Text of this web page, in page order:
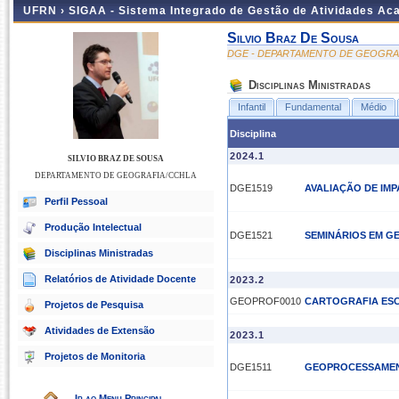
UFRN › SIGAA - Sistema Integrado de Gestão de Atividades
SILVIO BRAZ DE SOUSA
DEPARTAMENTO DE GEOGRAFIA/CCHLA
Perfil Pessoal
Produção Intelectual
Disciplinas Ministradas
Relatórios de Atividade Docente
Projetos de Pesquisa
Atividades de Extensão
Projetos de Monitoria
Silvio Braz De Sousa
DGE - DEPARTAMENTO DE
Disciplinas Ministradas
Infantil Fundamental Médio
Disciplina
2024.1
DGE1519 AVALIAÇÃO DE
DGE1521 SEMINÁRIOS EM
2023.2
GEOPROF0010 CARTOGRAFIA
2023.1
DGE1511